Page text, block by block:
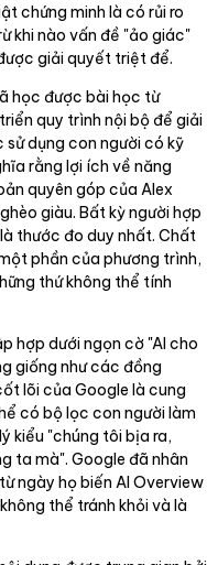
chứng minh là có rủi ro
khi nào vấn đề "ảo giác"
giải quyết triệt để.
học được bài học từ
quy trình nội bộ để giải
dụng con người có kỹ
rằng lợi ích về năng
quyên góp của Alex
giàu. Bất kỳ người hợp
thước đo duy nhất. Chất
phần của phương trình,
thứ không thể tính
hợp dưới ngọn cờ "AI cho
giống như các đồng
lõi của Google là cung
có bộ lọc con người làm
kiểu "chúng tôi bịa ra,
ta mà". Google đã nhân
ngày họ biến AI Overview
thể tránh khỏi và là